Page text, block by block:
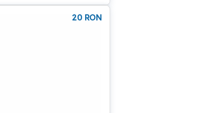
20 RON